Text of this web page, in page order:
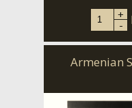
+
-
Armenian